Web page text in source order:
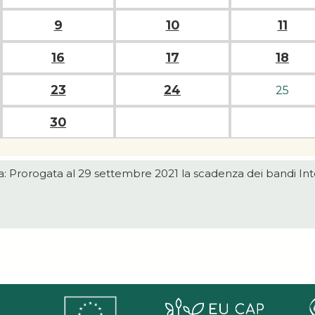
9 10 11
16 17 18
23 24 25
30
Prorogata al 29 settembre 2021 la scadenza dei bandi